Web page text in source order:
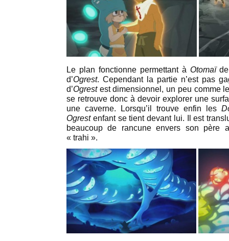
Le plan fonctionne permettant à Otomaïde
d’Ogrest. Cependant la partie n’est pas
d’Ogrestest dimensionnel, un peu comme
se retrouve donc à devoir explorer une
une caverne. Lorsqu’il trouve enfin les
Ogrestenfant se tient devant lui. Il est
beaucoup de rancune envers son père
« trahi ».